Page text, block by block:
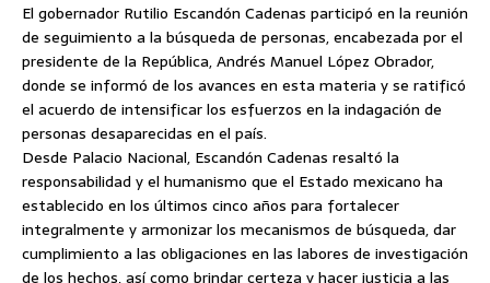
El gobernador Rutilio Escandón Cadenas participó en la reunión
de seguimiento a la búsqueda de personas, encabezada por el
presidente de la República, Andrés Manuel López Obrador,
donde se informó de los avances en esta materia y se ratificó
el acuerdo de intensificar los esfuerzos en la indagación de
personas desaparecidas en el país.
Desde Palacio Nacional, Escandón Cadenas resaltó la
responsabilidad y el humanismo que el Estado mexicano ha
establecido en los últimos cinco años para fortalecer
integralmente y armonizar los mecanismos de búsqueda, dar
cumplimiento a las obligaciones en las labores de investigación
de los hechos, así como brindar certeza y hacer justicia a las